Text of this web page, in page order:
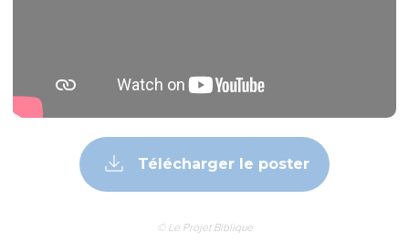
Télécharger le poster
© Le Projet Biblique